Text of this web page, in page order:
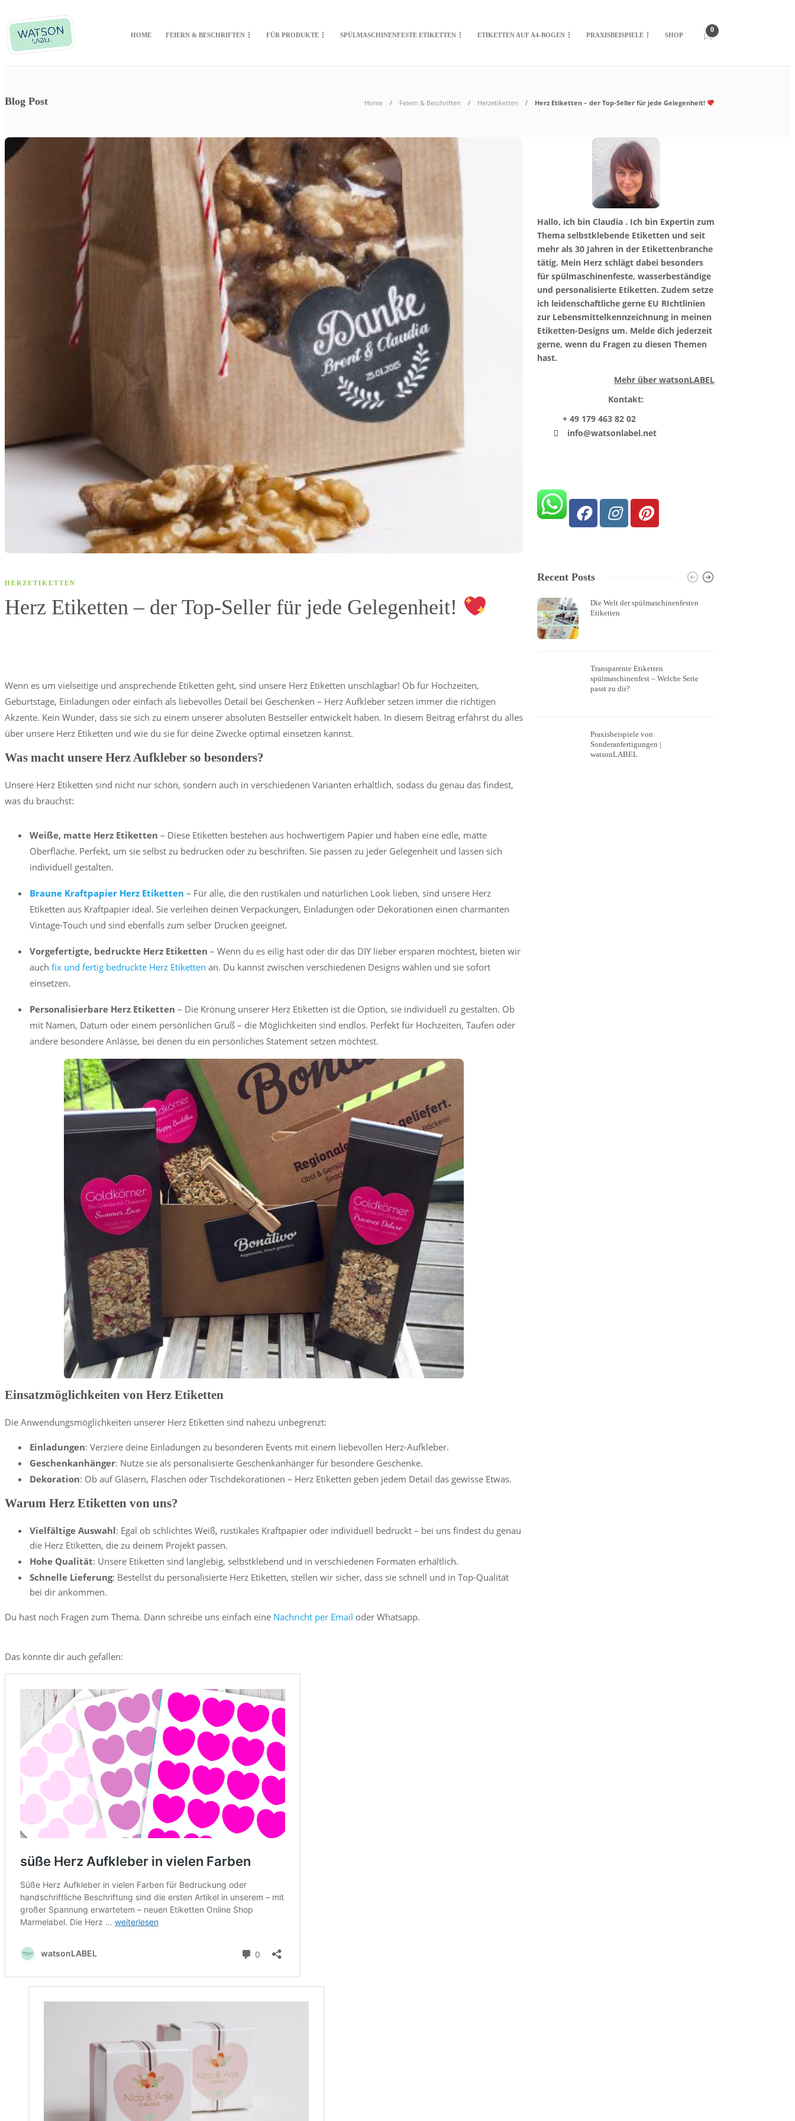
HOME FEIERN & BESCHRIFTEN FÜR PRODUKTE SPÜLMASCHINENFESTE ETIKETTEN ETIKETTEN AUF A4-BOGEN PRAXISBEISPIELE SHOP
0
Blog Post Home Feiern & Beschriften Herzetiketten Herz Etiketten – der Top-Seller für jede Gelegenheit!
HERZETIKETTEN
Herz Etiketten – der Top-Seller für jede Gelegenheit!
Wenn es um vielseitige und ansprechende Etiketten geht, sind unsere Herz Etiketten unschlagbar! Ob für Hochzeiten,
Geburtstage, Einladungen oder einfach als liebevolles Detail bei Geschenken – Herz Aufkleber setzen immer die richtigen
Akzente. Kein Wunder, dass sie sich zu einem unserer absoluten Bestseller entwickelt haben. In diesem Beitrag erfährst du alles
über unsere Herz Etiketten und wie du sie für deine Zwecke optimal einsetzen kannst.
Was macht unsere Herz Aufkleber so besonders?
Unsere Herz Etiketten sind nicht nur schön, sondern auch in verschiedenen Varianten erhältlich, sodass du genau das findest,
was du brauchst:
Weiße, matte Herz Etiketten – Diese Etiketten bestehen aus hochwertigem Papier und haben eine edle, matte
Oberfläche. Perfekt, um sie selbst zu bedrucken oder zu beschriften. Sie passen zu jeder Gelegenheit und lassen sich
individuell gestalten.
Braune Kraftpapier Herz Etiketten – Für alle, die den rustikalen und natürlichen Look lieben, sind unsere Herz
Etiketten aus Kraftpapier ideal. Sie verleihen deinen Verpackungen, Einladungen oder Dekorationen einen charmanten
Vintage-Touch und sind ebenfalls zum selber Drucken geeignet.
Vorgefertigte, bedruckte Herz Etiketten – Wenn du es eilig hast oder dir das DIY lieber ersparen möchtest, bieten wir
auch fix und fertig bedruckte Herz Etiketten an. Du kannst zwischen verschiedenen Designs wählen und sie sofort
einsetzen.
Personalisierbare Herz Etiketten – Die Krönung unserer Herz Etiketten ist die Option, sie individuell zu gestalten. Ob
mit Namen, Datum oder einem persönlichen Gruß – die Möglichkeiten sind endlos. Perfekt für Hochzeiten, Taufen oder
andere besondere Anlässe, bei denen du ein persönliches Statement setzen möchtest.
Einsatzmöglichkeiten von Herz Etiketten
Die Anwendungsmöglichkeiten unserer Herz Etiketten sind nahezu unbegrenzt:
Einladungen: Verziere deine Einladungen zu besonderen Events mit einem liebevollen Herz-Aufkleber.
Geschenkanhänger: Nutze sie als personalisierte Geschenkanhänger für besondere Geschenke.
Dekoration: Ob auf Gläsern, Flaschen oder Tischdekorationen – Herz Etiketten geben jedem Detail das gewisse Etwas.
Warum Herz Etiketten von uns?
Vielfältige Auswahl: Egal ob schlichtes Weiß, rustikales Kraftpapier oder individuell bedruckt – bei uns findest du genau
die Herz Etiketten, die zu deinem Projekt passen.
Hohe Qualität: Unsere Etiketten sind langlebig, selbstklebend und in verschiedenen Formaten erhältlich.
Schnelle Lieferung: Bestellst du personalisierte Herz Etiketten, stellen wir sicher, dass sie schnell und in Top-Qualität
bei dir ankommen.
Du hast noch Fragen zum Thema. Dann schreibe uns einfach eine Nachricht per Email oder Whatsapp.
Das könnte dir auch gefallen:
Hallo, ich bin Claudia . Ich bin Expertin zum
Thema selbstklebende Etiketten und seit
mehr als 30 Jahren in der Etikettenbranche
tätig. Mein Herz schlägt dabei besonders
für spülmaschinenfeste, wasserbeständige
und personalisierte Etiketten. Zudem setze
ich leidenschaftliche gerne EU RIchtlinien
zur Lebensmittelkennzeichnung in meinen
Etiketten-Designs um. Melde dich jederzeit
gerne, wenn du Fragen zu diesen Themen
hast.
Mehr über watsonLABEL
Kontakt:
+ 49 179 463 82 02
info@watsonlabel.net
Recent Posts
Die Welt der spülmaschinenfesten
Etiketten
Transparente Etiketten
spülmaschinenfest – Welche Serie
passt zu dir?
Praxisbeispiele von
Sonderanfertigungen |
watsonLABEL